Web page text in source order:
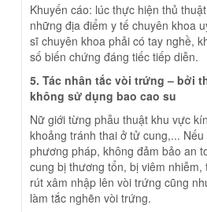
Khuyến cáo: lúc thực hiện thủ
những địa điểm y tế chuyên khoa
sĩ chuyên khoa phải có tay nghề,
số biến chứng đáng tiếc tiếp diễn.
5. Tác nhân tắc vòi trứng – bởi
không sử dụng bao cao su
Nữ giới từng phẫu thuật khu vực
khoảng tránh thai ở tử cung,...
phương pháp, không đảm bảo an
cung bị thương tổn, bị viêm
rút xâm nhập lên vòi trứng cũng
làm tắc nghẽn vòi trứng.